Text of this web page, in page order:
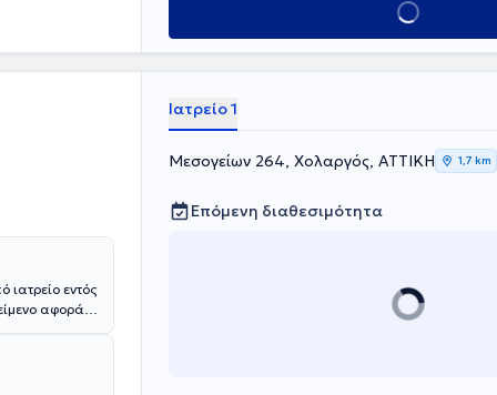
Κλείσε ραντεβού
ιατρείο εντός
αφορά
της
(ΕΚΠΑ) ενώ
Ογκολογίας
Ιατρείο 1
Μεσογείων 264, Χολαργός, ΑΤΤΙΚΗ 1,7 km
Επόμενη διαθεσιμότητα